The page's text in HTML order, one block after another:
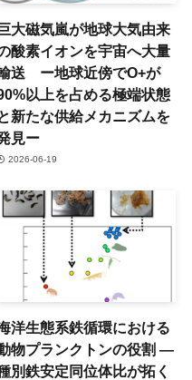
巨大磁気嵐が地球大気由来
酸素イオンを宇宙へ大量
送 ー地球近傍でO+が
以上を占める極端状態
新たな供給メカニズムを
見ー
2026-06-19
洋生態系鉄循環における
物プランクトンの役割 ―
別鉄安定同位体比が拓く